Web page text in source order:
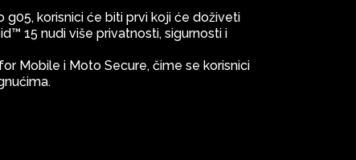
korisnici će biti prvi koji će doživeti
15 nudi više privatnosti, sigurnosti i
Mobile i Moto Secure, čime se korisnici